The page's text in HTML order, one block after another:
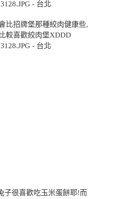
比招牌堡那種絞肉健康些,
較喜歡絞肉堡XDDD
子很喜歡吃玉米蛋餅耶!而